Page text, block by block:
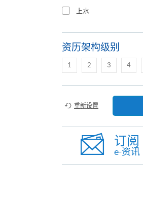
上水
资历架构级别
1 2 3 4
重新设置
订阅
e-资讯